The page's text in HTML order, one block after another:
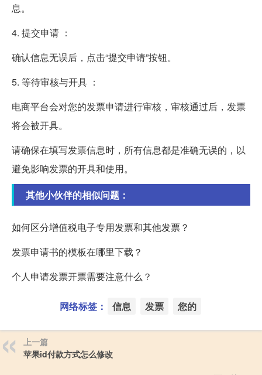
息。
4. 提交申请 ：
确认信息无误后，点击“提交申请”按钮。
5. 等待审核与开具 ：
电商平台会对您的发票申请进行审核，审核通过后，发票
将会被开具。
请确保在填写发票信息时，所有信息都是准确无误的，以
避免影响发票的开具和使用。
其他小伙伴的相似问题：
如何区分增值税电子专用发票和其他发票？
发票申请书的模板在哪里下载？
个人申请发票开票需要注意什么？
网络标签： 信息 发票 您的
上一篇
苹果id付款方式怎么修改